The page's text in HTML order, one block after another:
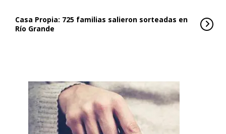
Casa Propia: 725 familias salieron sorteadas en
Río Grande